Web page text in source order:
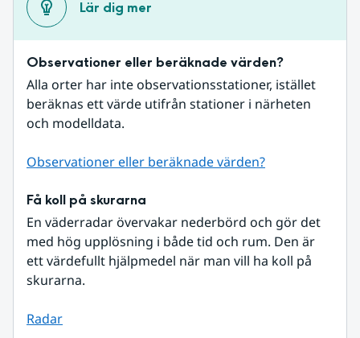
Lär dig mer
Observationer eller beräknade värden?
Alla orter har inte observationsstationer, istället
beräknas ett värde utifrån stationer i närheten
och modelldata.
Observationer eller beräknade värden?
Få koll på skurarna
En väderradar övervakar nederbörd och gör det
med hög upplösning i både tid och rum. Den är
ett värdefullt hjälpmedel när man vill ha koll på
skurarna.
Radar